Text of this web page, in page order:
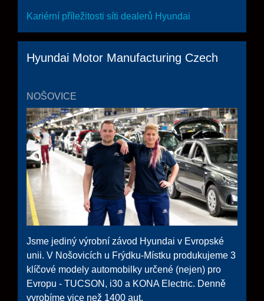
Kariérní příležitosti síti dealerů Hyundai
Hyundai Motor Manufacturing Czech
NOŠOVICE
Jsme jediný výrobní závod Hyundai v Evropské
unii. V Nošovicích u Frýdku-Místku produkujeme 3
klíčové modely automobilky určené (nejen) pro
Evropu - TUCSON, i30 a KONA Electric. Denně
vyrobíme vice než 1400 aut.